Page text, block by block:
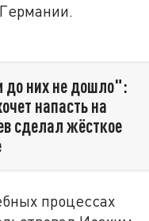
до них не дошло":
напасть на
сделал жёсткое
процессах